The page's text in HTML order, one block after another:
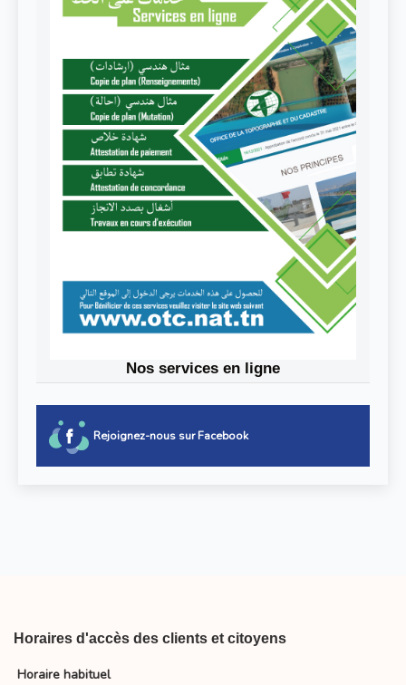
Nos services en ligne
Rejoignez-nous sur Facebook
Horaires d'accès des clients et citoyens
Horaire habituel